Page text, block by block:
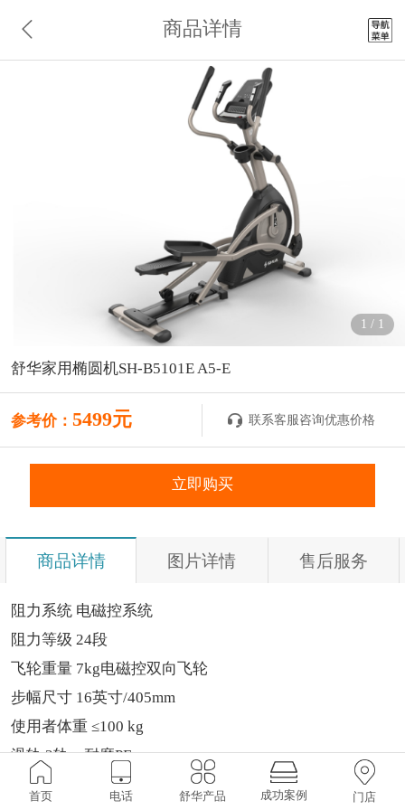
商品详情
1 / 1
舒华家用椭圆机SH-B5101E A5-E
参考价： 5499元 联系客服咨询优惠价格
立即购买
商品详情 图片详情 售后服务
阻力系统 电磁控系统
阻力等级 24段
飞轮重量 7kg电磁控双向飞轮
步幅尺寸 16英寸/405mm
使用者体重 ≤100 kg
滑轨 2轨，耐磨PE
心率测试 手握心率侦测
首页 电话 舒华产品 成功案例 门店